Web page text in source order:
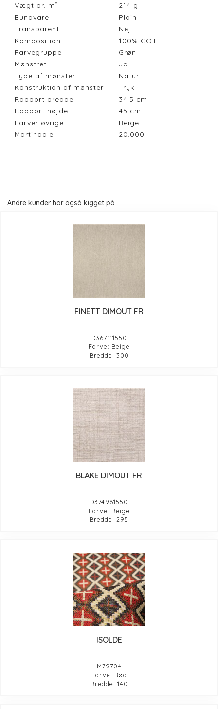
Vægt pr. m²
214 g
Bundvare
Plain
Transparent
Nej
Komposition
100% COT
Farvegruppe
Grøn
Mønstret
Ja
Type af mønster
Natur
Konstruktion af mønster
Tryk
Rapport bredde
34.5 cm
Rapport højde
45 cm
Farver øvrige
Beige
Martindale
20.000
Andre kunder har også kigget på
FINETT DIMOUT FR
D367111550
Farve: Beige
Bredde: 300
BLAKE DIMOUT FR
D374961550
Farve: Beige
Bredde: 295
ISOLDE
M79704
Farve: Rød
Bredde: 140